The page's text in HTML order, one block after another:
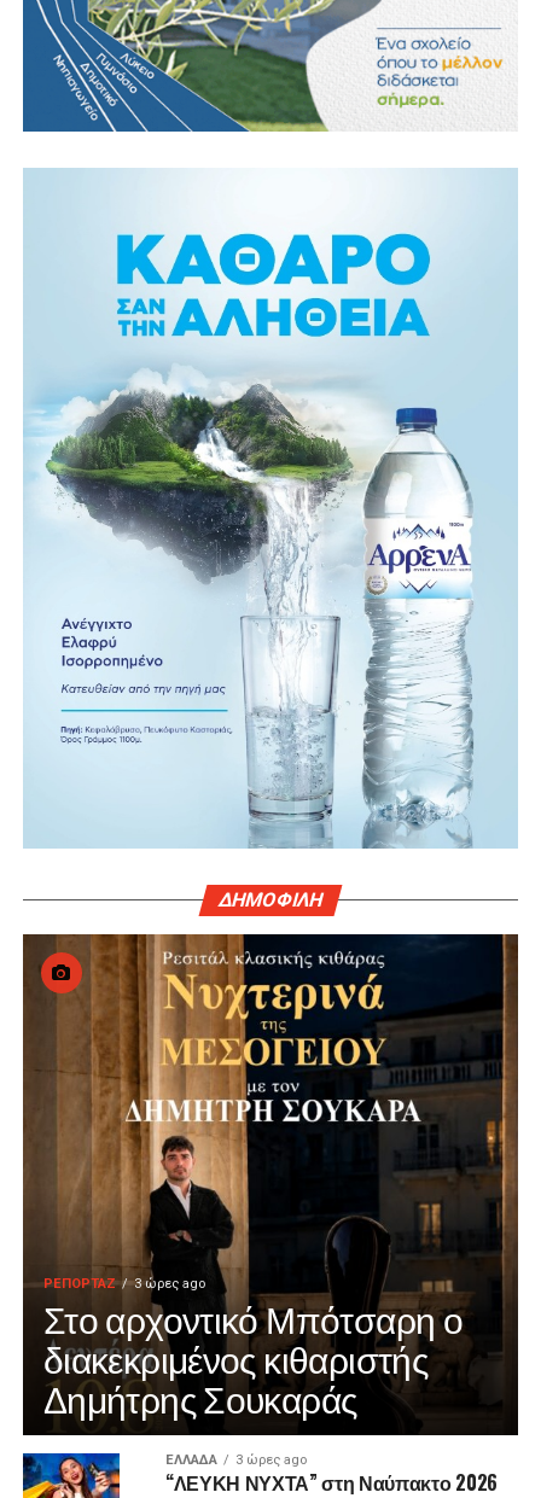
ΔΗΜΟΦΙΛΗ
ΡΕΠΟΡΤΑΖ 3 ώρες ago
Στο αρχοντικό Μπότσαρη ο
διακεκριμένος κιθαριστής
Δημήτρης Σουκαράς
ΕΛΛΑΔΑ 3 ώρες ago
“ΛΕΥΚΗ ΝΥΧΤΑ” στη Ναύπακτο 2026